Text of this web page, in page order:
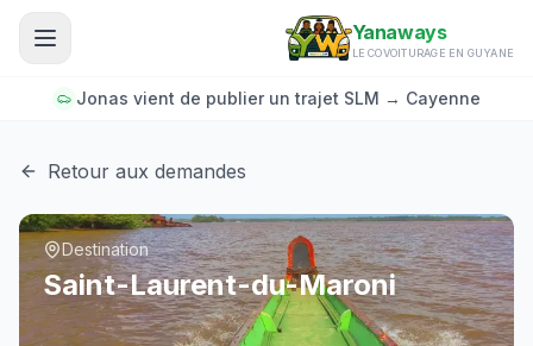
Aller au contenu principal
Yanaways
LE COVOITURAGE EN GUYANE
Jonas vient de publier un trajet SLM → Cayenne
Retour aux demandes
Destination
Saint-Laurent-du-Maroni